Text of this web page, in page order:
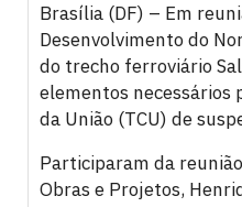
Brasília (DF) – Em
Desenvolvimento do
do trecho ferroviário
elementos necessários
da União (TCU) de
Participaram da
Obras e Projetos,